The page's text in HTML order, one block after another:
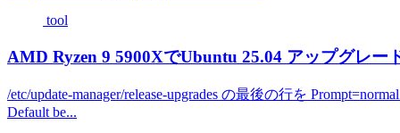
tool
AMD Ryzen 9 5900XでUbuntu 25.04 アップグレー
/etc/update-manager/release-upgrades の最後の行を
Default be...